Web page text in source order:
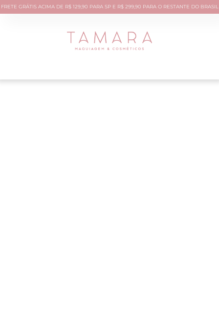
FRETE GRÁTIS ACIMA DE R$ 129,90 PARA SP E R$ 299,90 PARA O RESTANTE DO BRASIL